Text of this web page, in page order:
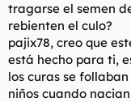
tragarse el semen
rebienten el culo?
pajix78, creo que
está hecho para ti,
los curas se
niños cuando